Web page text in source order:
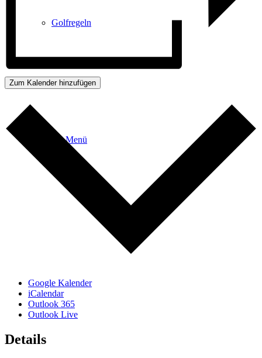
Golfregeln
Kurse
Menü Menü
Zum Kalender hinzufügen
Google Kalender
iCalendar
Outlook 365
Outlook Live
Details